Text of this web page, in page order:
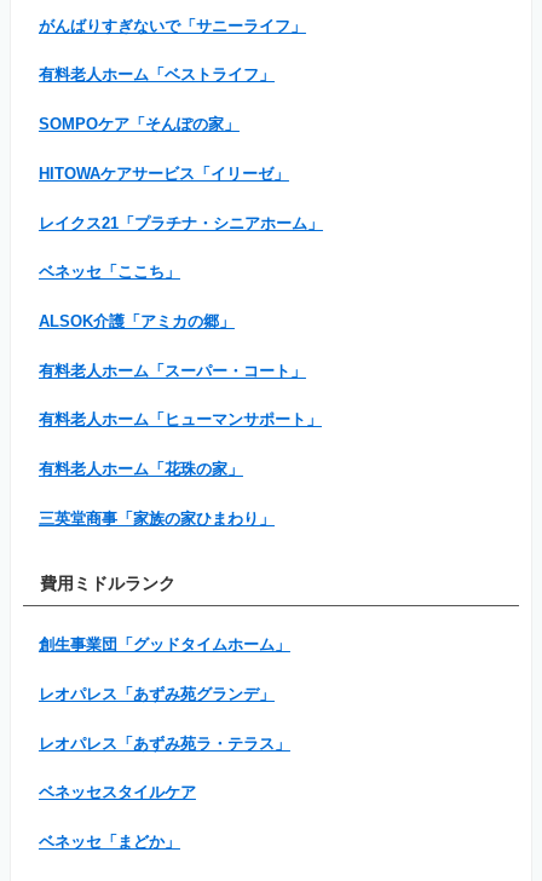
がんばりすぎないで「サニーライフ」
有料老人ホーム「ベストライフ」
SOMPOケア「そんぽの家」
HITOWAケアサービス「イリーゼ」
レイクス21「プラチナ・シニアホーム」
ベネッセ「ここち」
ALSOK介護「アミカの郷」
有料老人ホーム「スーパー・コート」
有料老人ホーム「ヒューマンサポート」
有料老人ホーム「花珠の家」
三英堂商事「家族の家ひまわり」
費用ミドルランク
創生事業団「グッドタイムホーム」
レオパレス「あずみ苑グランデ」
レオパレス「あずみ苑ラ・テラス」
ベネッセスタイルケア
ベネッセ「まどか」